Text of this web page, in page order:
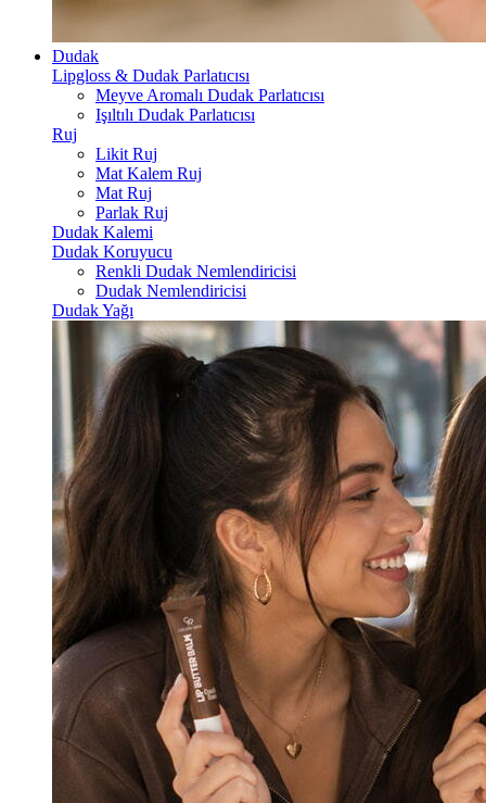
Dudak
Lipgloss & Dudak Parlatıcısı
Meyve Aromalı Dudak Parlatıcısı
Işıltılı Dudak Parlatıcısı
Ruj
Likit Ruj
Mat Kalem Ruj
Mat Ruj
Parlak Ruj
Dudak Kalemi
Dudak Koruyucu
Renkli Dudak Nemlendiricisi
Dudak Nemlendiricisi
Dudak Yağı